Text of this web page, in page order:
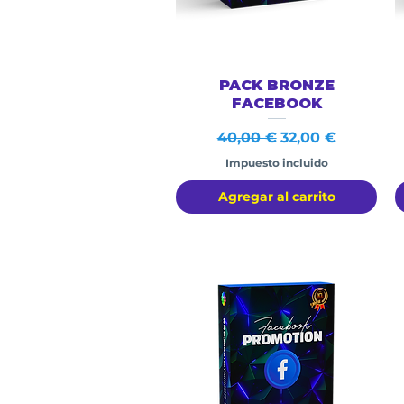
Vista rápida
PACK BRONZE
FACEBOOK
Precio
40,00 € Precio de oferta
32,00 €
Impuesto incluido
Agregar al carrito